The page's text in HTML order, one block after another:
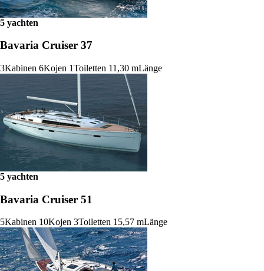
5 yachten
Bavaria Cruiser 37
3Kabinen 6Kojen 1Toiletten 11,30 mLänge
5 yachten
Bavaria Cruiser 51
5Kabinen 10Kojen 3Toiletten 15,57 mLänge